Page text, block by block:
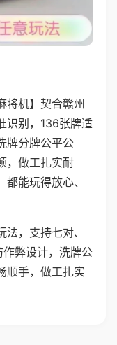
将机】契合赣州
识别，136张牌适
牌分牌公平公
，做工扎实耐
能玩得放心、
，支持七对、
弊设计，洗牌公
顺手，做工扎实